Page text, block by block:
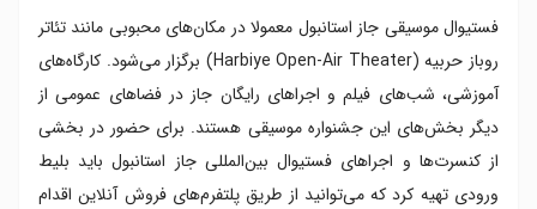
فستیوال موسیقی جاز استانبول معمولا در مکان‌های محبوبی مانند تئاتر
روباز حربیه (Harbiye Open-Air Theater) برگزار می‌شود. کارگاه‌های
آموزشی، شب‌های فیلم و اجراهای رایگان جاز در فضاهای عمومی از
دیگر بخش‌های این جشنواره موسیقی هستند. برای حضور در بخشی
از کنسرت‌ها و اجراهای فستیوال بین‌المللی جاز استانبول باید بلیط
ورودی تهیه کرد که می‌توانید از طریق پلتفرم‌های فروش آنلاین اقدام